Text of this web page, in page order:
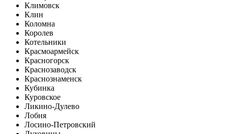
Климовск
Клин
Коломна
Королев
Котельники
Красмоармейск
Красногорск
Краснозаводск
Краснознаменск
Кубинка
Куровское
Ликино-Дулево
Лобня
Лосино-Петровский